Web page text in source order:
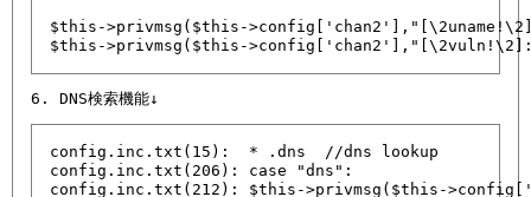
$this->privmsg($this-
$this->privmsg($this->config['chan2'],"[\2vuln!\2]:
config.inc.txt(15):  * .dns
//dns lookup
config.inc.txt(206): case "dns":
config.inc.txt(212): $this->privmsg($this-